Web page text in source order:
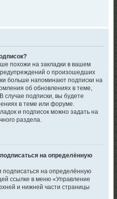
похожи на закладки в вашем
о произошедших
больше напоминают подписки на
об обновлениях в теме,
случае подписки, вы будете
в теме или форуме.
и подписок можно задать на
раздела.
на определённую
подписаться на определённую
ссылке в меню «Управление
и нижней части страницы